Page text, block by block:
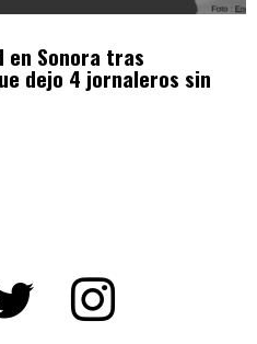
en Sonora tras
dejo 4 jornaleros sin